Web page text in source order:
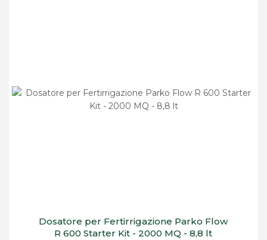
Dosatore per Fertirrigazione Parko Flow
R 600 Starter Kit - 2000 MQ - 8,8 lt